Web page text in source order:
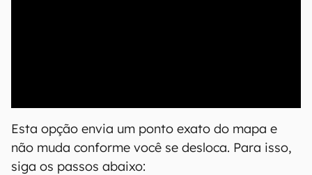
Esta opção envia um ponto exato do mapa e
não muda conforme você se desloca. Para isso,
siga os passos abaixo: